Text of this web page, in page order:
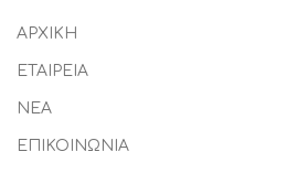
ΑΡΧΙΚΗ
ΕΤΑΙΡΕΙΑ
ΝΕΑ
ΕΠΙΚΟΙΝΩΝΙΑ